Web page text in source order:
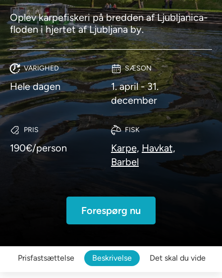
Oplev karpefiskeri på bredden af Ljubljanica-
floden i hjertet af Ljubljana by.
VARIGHED
Hele dagen
SÆSON
1. april - 31.
december
PRIS
190€/person
FISK
Karpe, Havkat,
Barbel
Forespørg nu
Prisfastsættelse Beskrivelse Det skal du vide